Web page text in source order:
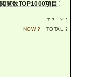
閲覧数TOP1000項目 〕
T.? Y.?
NOW.? TOTAL.?